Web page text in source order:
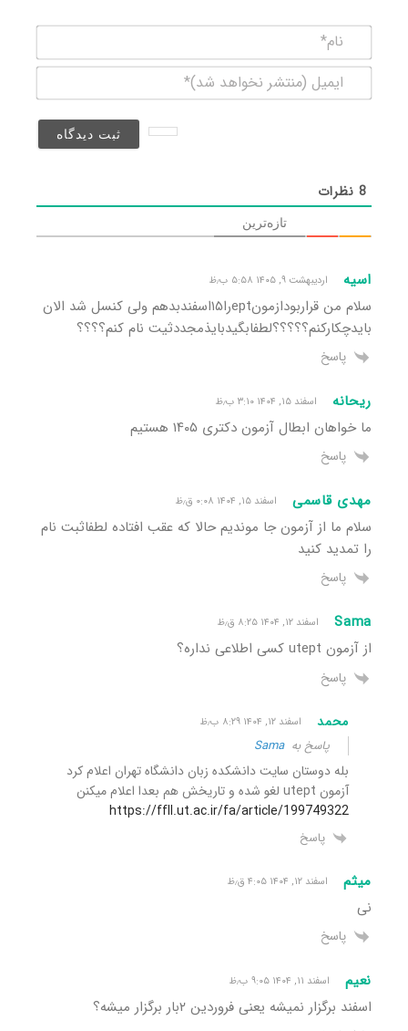
(منتشر
8نظرات
تازه‌ترین
اسیه اردیبهشت ۹, ۱۴۰۵ ۵:۵۸ ب٫ظ
سلام من قراربودازمونeptرا۱۵اسفندبدهم ولی کنسل شد الان
بایدچکارکنم؟؟؟؟؟لطفابگیدبایذمجددثیت نام کنم؟؟؟؟
پاسخ
ریحانه اسفند ۱۵, ۱۴۰۴ ۳:۱۰ ب٫ظ
ما خواهان ابطال آزمون دکتری ۱۴۰۵ هستیم
پاسخ
مهدی قاسمی اسفند ۱۵, ۱۴۰۴ ۰:۰۸ ق٫ظ
سلام ما از آزمون جا موندیم حالا که عقب افتاده لطفاثبت نام
را تمدید کنید
پاسخ
Sama اسفند ۱۲, ۱۴۰۴ ۸:۲۵ ق٫ظ
از آزمون utept کسی اطلاعی نداره؟
پاسخ
محمد اسفند ۱۲, ۱۴۰۴ ۸:۲۹ ب٫ظ
پاسخ بهSama
بله دوستان سایت دانشکده زبان دانشگاه تهران اعلام کرد
آزمون utept لغو شده و تاریخش هم بعدا اعلام میکنن
https://ffll.ut.ac.ir/fa/article/199749322
پاسخ
میثم اسفند ۱۲, ۱۴۰۴ ۴:۰۵ ق٫ظ
نی
پاسخ
نعیم اسفند ۱۱, ۱۴۰۴ ۹:۰۵ ب٫ظ
اسفند برگزار نمیشه یعنی فروردین ۲بار برگزار میشه؟